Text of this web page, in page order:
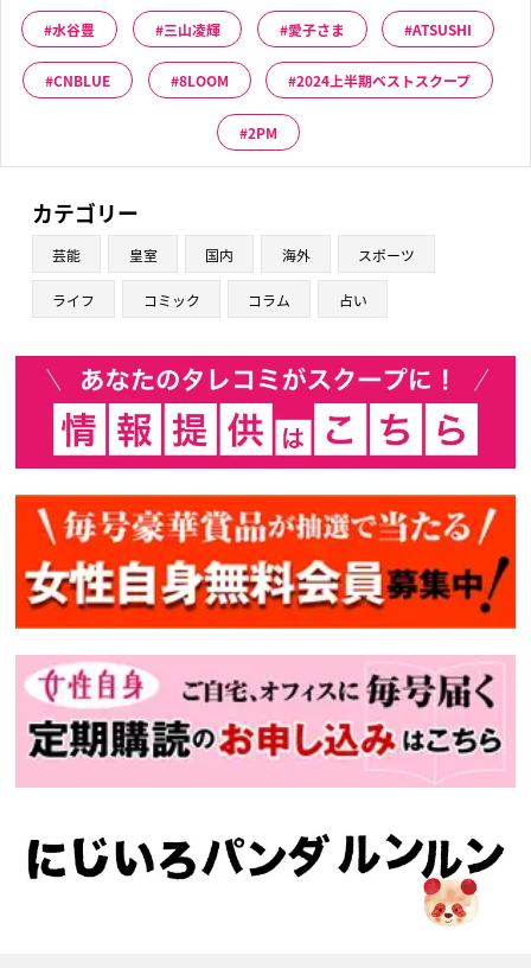
水谷豊 三山凌輝 愛子さま ATSUSHI
CNBLUE 8LOOM 2024上半期ベストスクープ
2PM
カテゴリー
芸能 皇室 国内 海外 スポーツ
ライフ コミック コラム 占い